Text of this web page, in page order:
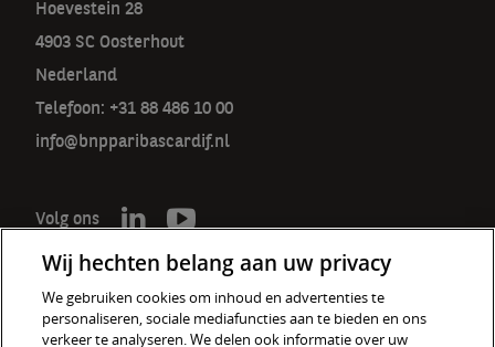
Hoevestein 28
4903 SC Oosterhout
Nederland
Telefoon: +31 88 486 10 00
info@bnpparibascardif.nl
Volg ons
De verzekeraar voor een wereld
Wij hechten belang aan uw privacy
We gebruiken cookies om inhoud en advertenties te
personaliseren, sociale mediafuncties aan te bieden en ons
verkeer te analyseren. We delen ook informatie over uw